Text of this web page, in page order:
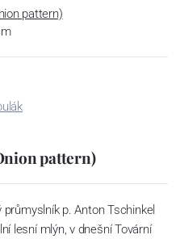
pattern)
pattern)
p. Anton Tschinkel
lesní mlýn, v dnešní Tovární